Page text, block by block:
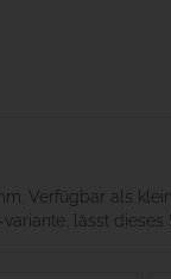
Verfügbar als
lässt dieses